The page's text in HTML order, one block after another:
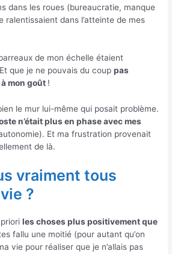
dans les roues (bureaucratie, manque
ralentissaient dans l’atteinte de mes
de mon échelle étaient
que je ne pouvais du couppas
mon goût !
le mur lui-même qui posait problème.
n’était plus en phase avec mes
Et ma frustration provenait
de là.
vraiment tous
?
les choses plus positivement que
fallu une moitié (pour autant qu’on
vie pour réaliser que je n’allais pas